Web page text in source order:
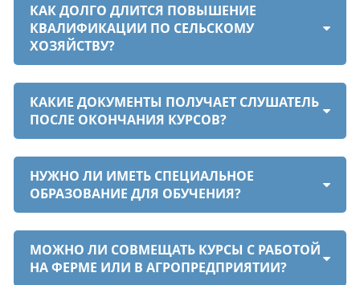
КАК ДОЛГО ДЛИТСЯ ПОВЫШЕНИЕ
КВАЛИФИКАЦИИ ПО СЕЛЬСКОМУ
ХОЗЯЙСТВУ?
КАКИЕ ДОКУМЕНТЫ ПОЛУЧАЕТ СЛУШАТЕЛЬ
ПОСЛЕ ОКОНЧАНИЯ КУРСОВ?
НУЖНО ЛИ ИМЕТЬ СПЕЦИАЛЬНОЕ
ОБРАЗОВАНИЕ ДЛЯ ОБУЧЕНИЯ?
МОЖНО ЛИ СОВМЕЩАТЬ КУРСЫ С РАБОТОЙ
НА ФЕРМЕ ИЛИ В АГРОПРЕДПРИЯТИИ?